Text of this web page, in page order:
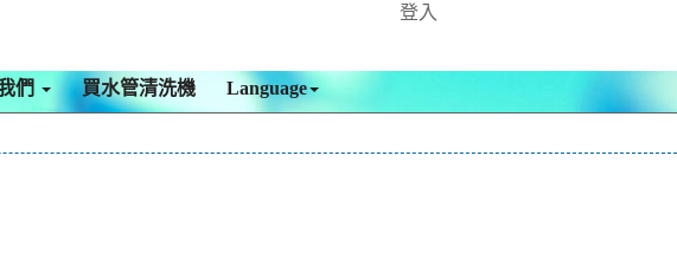
登入
們 買水管清洗機 Language